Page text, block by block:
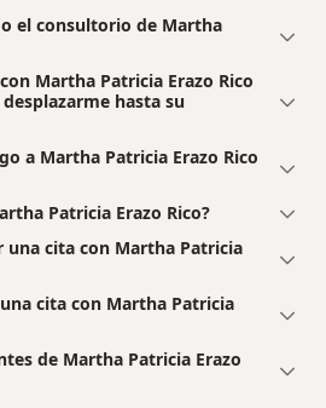
el consultorio de Martha
Martha Patricia Erazo Rico
hasta su
a Martha Patricia Erazo Rico
Patricia Erazo Rico?
una cita con Martha Patricia
cita con Martha Patricia
de Martha Patricia Erazo